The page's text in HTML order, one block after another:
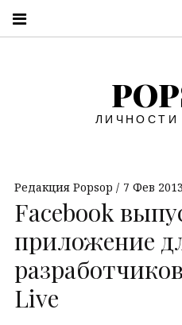
ЛИЧНОСТИ
Редакция Popsop 7 Фев 2013
Facebook
приложение
Live